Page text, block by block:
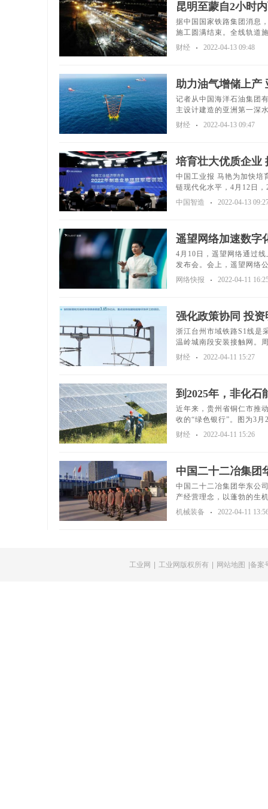
昆明至蒙自2小时
据中国国家铁路集团消息
施工圆满结束。全线轨道
财经
2022-04-13 09:48
助力油气增储上产
记者从中国海洋石油集团
主设计建造的亚洲第一深
财经
2022-04-13 09:47
培育壮大优质企
中国工业报 马艳为加快培
链现代化水平，4月12日
中国智造
2022-04-13
遥望网络加速数字
4月10日，遥望网络通过
发布会。会上，遥望网络
网络快报
2022-04-11
强化政策协同 投资
浙江台州市域铁路S1线是
温岭城南段安装接触网。
财经
2022-04-11 15:27
到2025年，非化石
近年来，贵州省铜仁市推
收的“绿色银行”。图为3
财经
2022-04-11 15:26
中国二十二冶集团
中国二十二冶集团华东公
产经营理念，以蓬勃的生
机械装备
2022-04-11
工业网 工业网版权所有 网站地图 |备案